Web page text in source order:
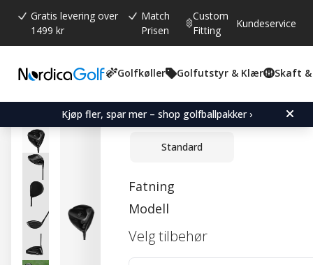
Gratis levering over
1499 kr
Match
Prisen
Custom
Fitting
Kundeservice
Golfkøller Golfutstyr & Klær Skaft &
Kjøp fler, spar mer – shop golfballpakker ›
Gjennomsnittskarakter:
stemmer:
TaylorMade Qi4D
Standard
Fatning
Modell
Velg tilbehør